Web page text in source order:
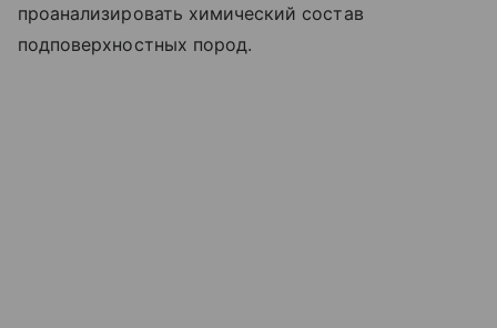
проанализировать химический состав
подповерхностных пород.